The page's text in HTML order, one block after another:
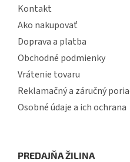
Kontakt
Ako nakupovať
Doprava a platba
Obchodné podmienky
Vrátenie tovaru
Reklamačný a záručný
Osobné údaje a ich ochrana
PREDAJŇA ŽILINA